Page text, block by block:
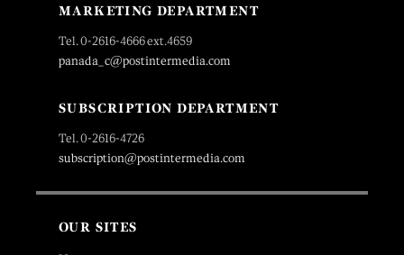
MARKETING DEPARTMENT
Tel. 0-2616-4666 ext.4659
panada_c@postintermedia.com
SUBSCRIPTION DEPARTMENT
Tel. 0-2616-4726
subscription@postintermedia.com
OUR SITES